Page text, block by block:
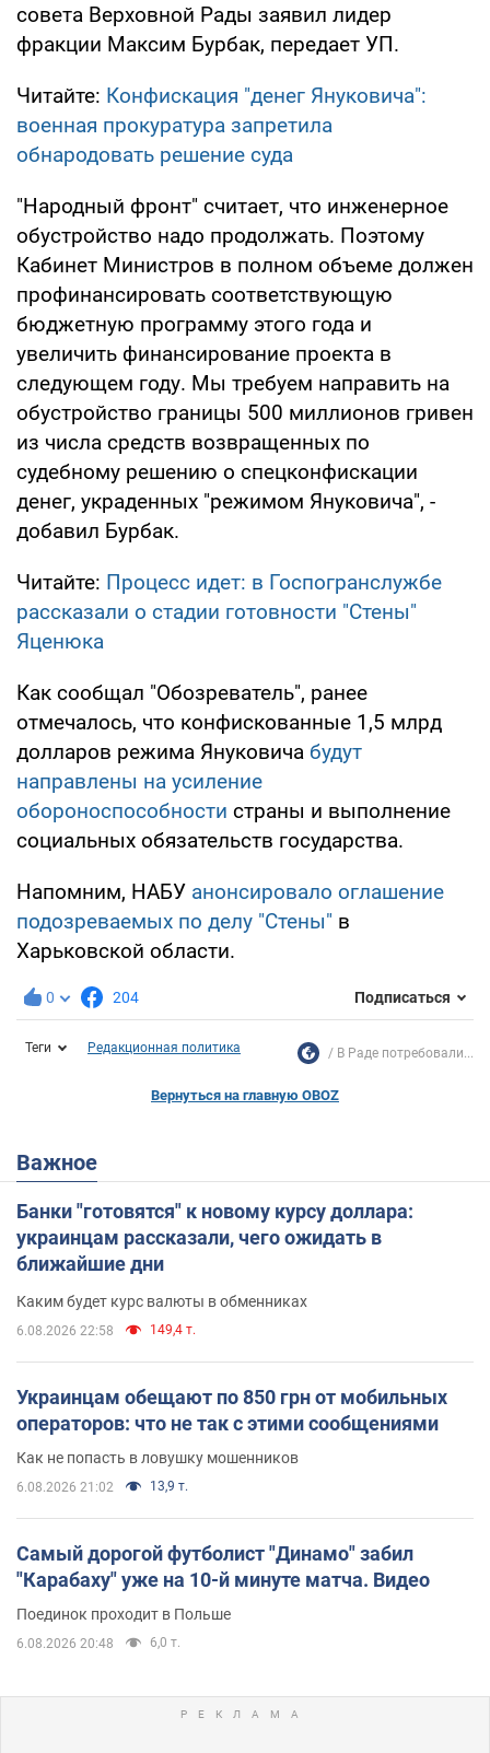
совета Верховной Рады заявил лидер
фракции Максим Бурбак, передает УП.
Читайте: Конфискация "денег Януковича":
военная прокуратура запретила
обнародовать решение суда
"Народный фронт" считает, что инженерное
обустройство надо продолжать. Поэтому
Кабинет Министров в полном объеме должен
профинансировать соответствующую
бюджетную программу этого года и
увеличить финансирование проекта в
следующем году. Мы требуем направить на
обустройство границы 500 миллионов гривен
из числа средств возвращенных по
судебному решению о спецконфискации
денег, украденных "режимом Януковича", -
добавил Бурбак.
Читайте: Процесс идет: в Госпогранслужбе
рассказали о стадии готовности "Стены"
Яценюка
Как сообщал "Обозреватель", ранее
отмечалось, что конфискованные 1,5 млрд
долларов режима Януковича будут
направлены на усиление
обороноспособности страны и выполнение
социальных обязательств государства.
Напомним, НАБУ анонсировало оглашение
подозреваемых по делу "Стены" в
Харьковской области.
0 204 Подписаться
Теги Редакционная политика В Раде потребовали...
Вернуться на главную OBOZ
Важное
Банки "готовятся" к новому курсу доллара:
украинцам рассказали, чего ожидать в
ближайшие дни
Каким будет курс валюты в обменниках
6.08.2026 22:58 149,4 т.
Украинцам обещают по 850 грн от мобильных
операторов: что не так с этими сообщениями
Как не попасть в ловушку мошенников
6.08.2026 21:02 13,9 т.
Самый дорогой футболист "Динамо" забил
"Карабаху" уже на 10-й минуте матча. Видео
Поединок проходит в Польше
6.08.2026 20:48 6,0 т.